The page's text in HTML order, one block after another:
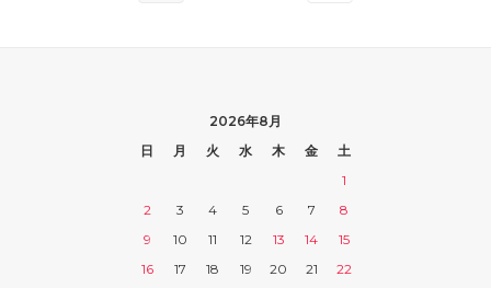
2026年8月
日
月 火 水 木 金
土
1
2
3 4 5 6 7
8
9
10 11 12 13 14
15
16
17 18 19 20 21
22